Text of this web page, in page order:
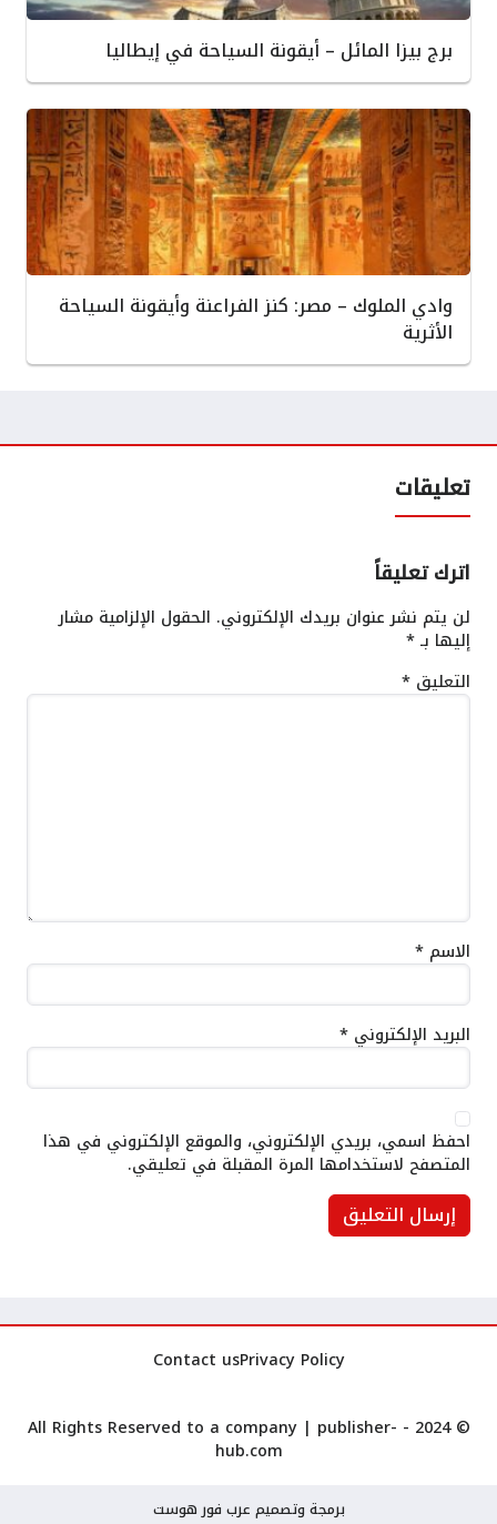
برج بيزا المائل – أيقونة السياحة في إيطاليا
وادي الملوك – مصر: كنز الفراعنة وأيقونة السياحة
الأثرية
تعليقات
اترك تعليقاً
لن يتم نشر عنوان بريدك الإلكتروني. الحقول الإلزامية مشار
إليها بـ*
التعليق *
الاسم *
البريد الإلكتروني *
احفظ اسمي، بريدي الإلكتروني، والموقع الإلكتروني في هذا
المتصفح لاستخدامها المرة المقبلة في تعليقي.
Privacy Policy
Contact us
© 2024 - All Rights Reserved to a company |
publisher-
hub.com
برمجة وتصميم عرب فور هوست